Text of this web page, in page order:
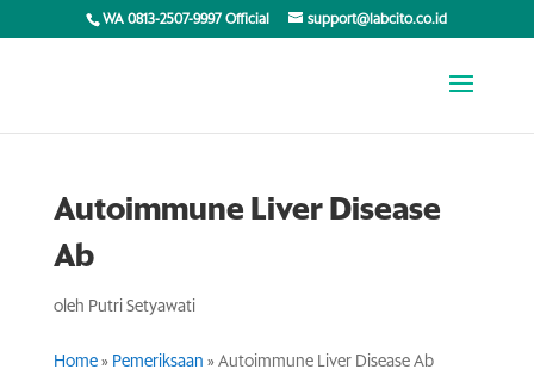
WA 0813-2507-9997 Official support@labcito.co.id
Autoimmune Liver Disease
Ab
oleh Putri Setyawati
Home» Pemeriksaan » Autoimmune Liver Disease Ab